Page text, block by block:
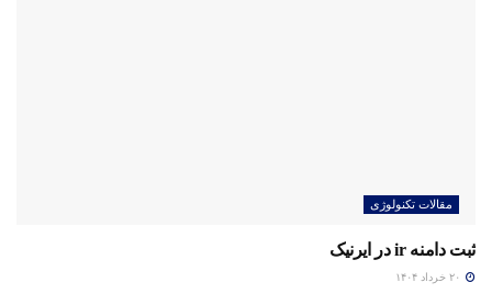
مقالات تکنولوژی
ثبت دامنه ir در ایرنیک